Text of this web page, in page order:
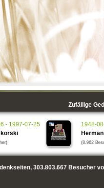
Zufällige
- 1997-07-25
1948-
(8.962
303.803.667Besucher